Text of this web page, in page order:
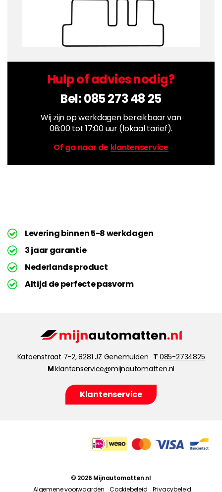
Hulp of advies nodig?
Bel:085 273 48 25
Wij zijn op werkdagen bereikbaar van
08:00 tot 17:00 uur (lokaal tarief).
Of ga naar de klantenservice
Levering binnen 5-8 werkdagen
3 jaar garantie
Nederlands product
Altijd de perfecte pasvorm
Katoenstraat 7-2, 8281 JZ Genemuiden T 085-2734825
Mklantenservice@mijnautomatten.nl
Klantenservice
© 2026 Mijnautomatten.nl
Algemene voorwaarden
Cookiebeleid Privacybeleid